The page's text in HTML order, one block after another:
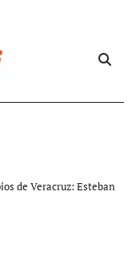
de Veracruz: Esteban